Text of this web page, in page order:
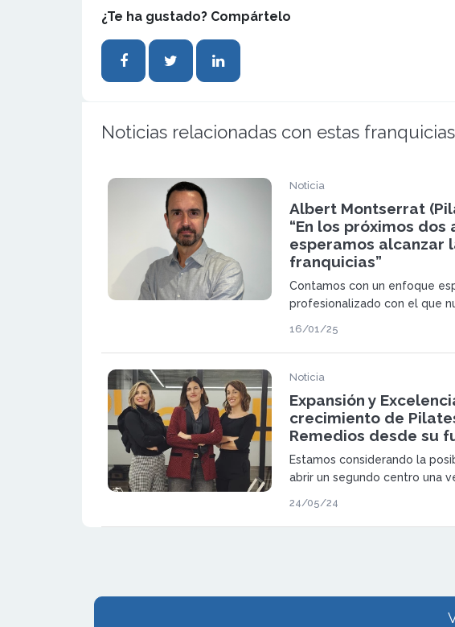
¿Te ha gustado? Compártelo
Noticias relacionadas con estas franquicias
Noticia
Albert Montserrat
“En los próximos dos
esperamos alcanzar
franquicias”
Contamos con un enfoque
profesionalizado con el que
rentabilidad
16/01/25
Noticia
Expansión y
crecimiento de
Remedios desde su
Estamos considerando la
abrir un segundo centro una
operaciones. Nuestro objetivo
incrementar la fidelización de
Cristina López de Haro,
24/05/24